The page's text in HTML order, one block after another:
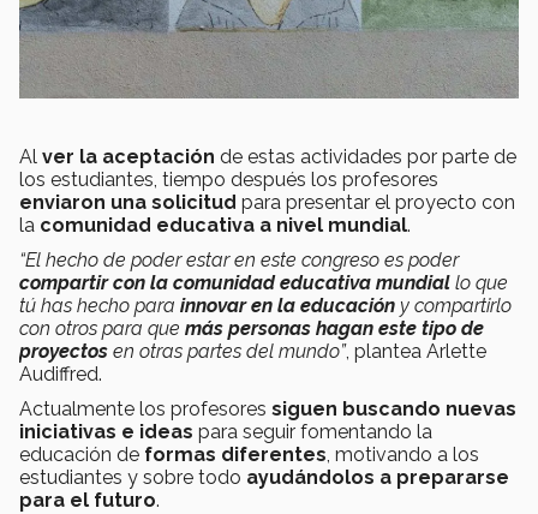
Al ver la aceptación de estas actividades por parte de
los estudiantes, tiempo después los profesores
enviaron una solicitud para presentar el proyecto con
la comunidad educativa a nivel mundial.
“El hecho de poder estar en este congreso es poder
compartir con la comunidad educativa mundial lo que
tú has hecho para innovar en la educación y compartirlo
con otros para que más personas hagan este tipo de
proyectos en otras partes del mundo”, plantea Arlette
Audiffred.
Actualmente los profesores siguen buscando nuevas
iniciativas e ideas para seguir fomentando la
educación de formas diferentes, motivando a los
estudiantes y sobre todo ayudándolos a prepararse
para el futuro.